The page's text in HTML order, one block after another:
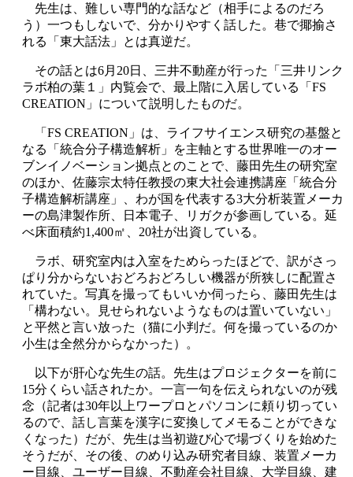
先生は、難しい専門的な話など（相手によるのだろ
う）一つもしないで、分かりやすく話した。巷で揶揄さ
れる「東大話法」とは真逆だ。
その話とは6月20日、三井不動産が行った「三井リンク
ラボ柏の葉１」内覧会で、最上階に入居している「FS
CREATION」について説明したものだ。
「FS CREATION」は、ライフサイエンス研究の基盤と
なる「統合分子構造解析」を主軸とする世界唯一のオー
ブンイノベーション拠点とのことで、藤田先生の研究室
のほか、佐藤宗太特任教授の東大社会連携講座「統合分
子構造解析講座」、わが国を代表する3大分析装置メーカ
ーの島津製作所、日本電子、リガクが参画している。延
べ床面積約1,400㎡、20社が出資している。
ラボ、研究室内は入室をためらったほどで、訳がさっ
ぱり分からないおどろおどろしい機器が所狭しに配置さ
れていた。写真を撮ってもいいか伺ったら、藤田先生は
「構わない。見せられないようなものは置いていない」
と平然と言い放った（猫に小判だ。何を撮っているのか
小生は全然分からなかった）。
以下が肝心な先生の話。先生はプロジェクターを前に
15分くらい話されたか。一言一句を伝えられないのが残
念（記者は30年以上ワープロとパソコンに頼り切ってい
るので、話し言葉を漢字に変換してメモることができな
くなった）だが、先生は当初遊び心で場づくりを始めた
そうだが、その後、のめり込み研究者目線、装置メーカ
ー目線、ユーザー目線、不動産会社目線、大学目線、建